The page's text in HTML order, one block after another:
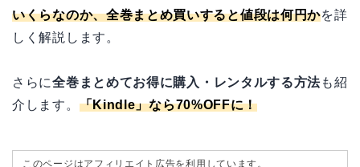
いくらなのか、全巻まとめ買いすると値段は何円かを詳
しく解説します。
さらに全巻まとめてお得に購入・レンタルする方法も紹
介します。 「Kindle」なら70%OFFに！
このページはアフィリエイト広告を利用しています。